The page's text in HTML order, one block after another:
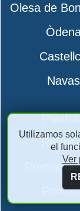
Olesa de
Navas
Premià
Utilizamos
el
Ver